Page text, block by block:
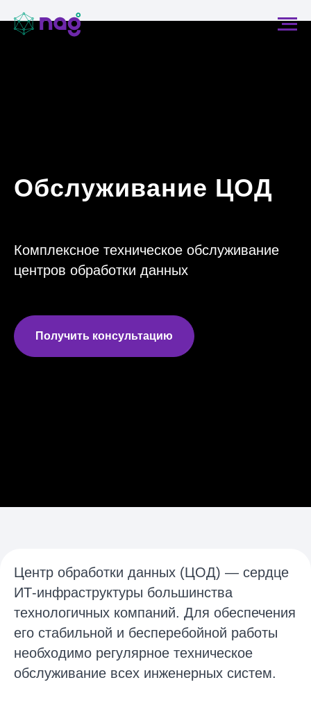
Обслуживание ЦОД
Комплексное техническое обслуживание
центров обработки данных
Получить консультацию
Центр обработки данных (ЦОД) — сердце
ИТ-инфраструктуры большинства
технологичных компаний. Для обеспечения
его стабильной и бесперебойной работы
необходимо регулярное техническое
обслуживание всех инженерных систем.